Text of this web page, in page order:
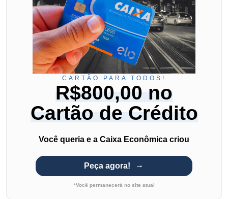
CARTÃO PARA TODOS!
R$800,00 no
Cartão de Crédito
Você queria e a Caixa Econômica criou
Peça agora!
*Você permanecerá no site atual